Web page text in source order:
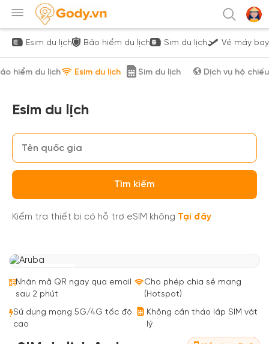
Esim du lịch Bảo hiểm du lịch Sim du lịch Vé máy bay
hiểm du lịch Esim du lịch Sim du lịch Dịch vụ hộ chiếu
Esim du lịch
Tìm kiếm
Kiểm tra thiết bị có hỗ trợ eSIM không Tại đây
Nhận mã QR ngay qua email
sau 2 phút
Cho phép chia sẻ mạng
(Hotspot)
Sử dụng mạng 5G/4G tốc độ
cao
Không cần tháo lắp SIM vật
lý